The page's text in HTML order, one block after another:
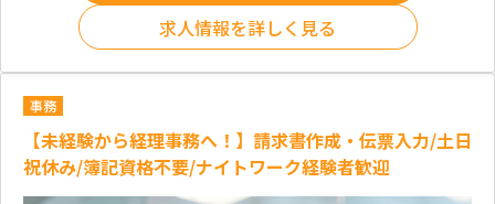
求人情報を詳しく見る
事務
【未経験から経理事務へ！】請求書作成・伝票入力/土日
祝休み/簿記資格不要/ナイトワーク経験者歓迎